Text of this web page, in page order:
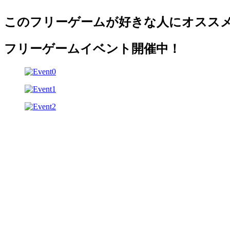
このフリーゲームが好きな人にオスス
フリーゲームイベント開催中！